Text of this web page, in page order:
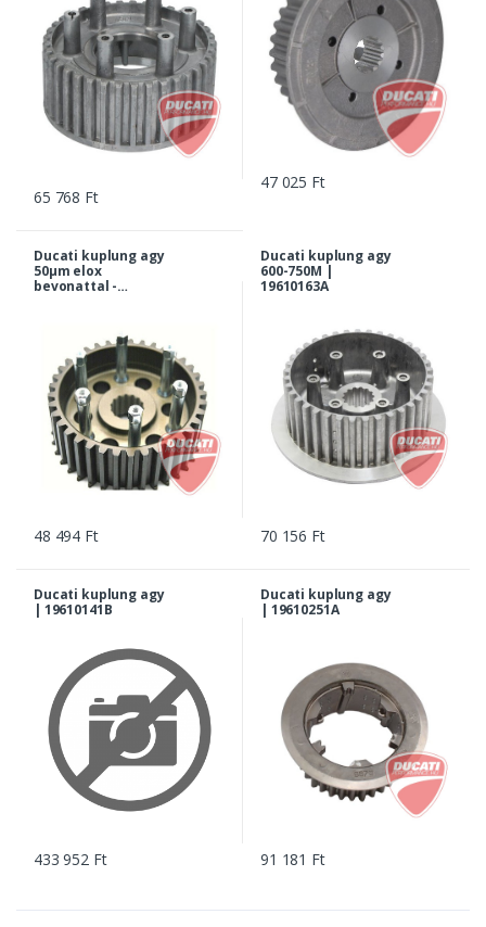
65 768 Ft
47 025 Ft
Ducati kuplung agy
50µm elox
bevonattal -
48 494 Ft
Ducati kuplung agy
600-750M |
19610163A
70 156 Ft
Ducati kuplung agy
| 19610141B
433 952 Ft
Ducati kuplung agy
| 19610251A
91 181 Ft